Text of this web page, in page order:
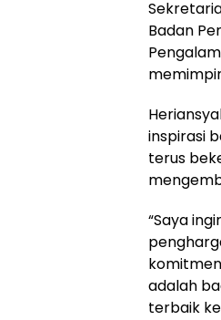
Badan
inspirasi
terus
“Saya
adalah
terbaik